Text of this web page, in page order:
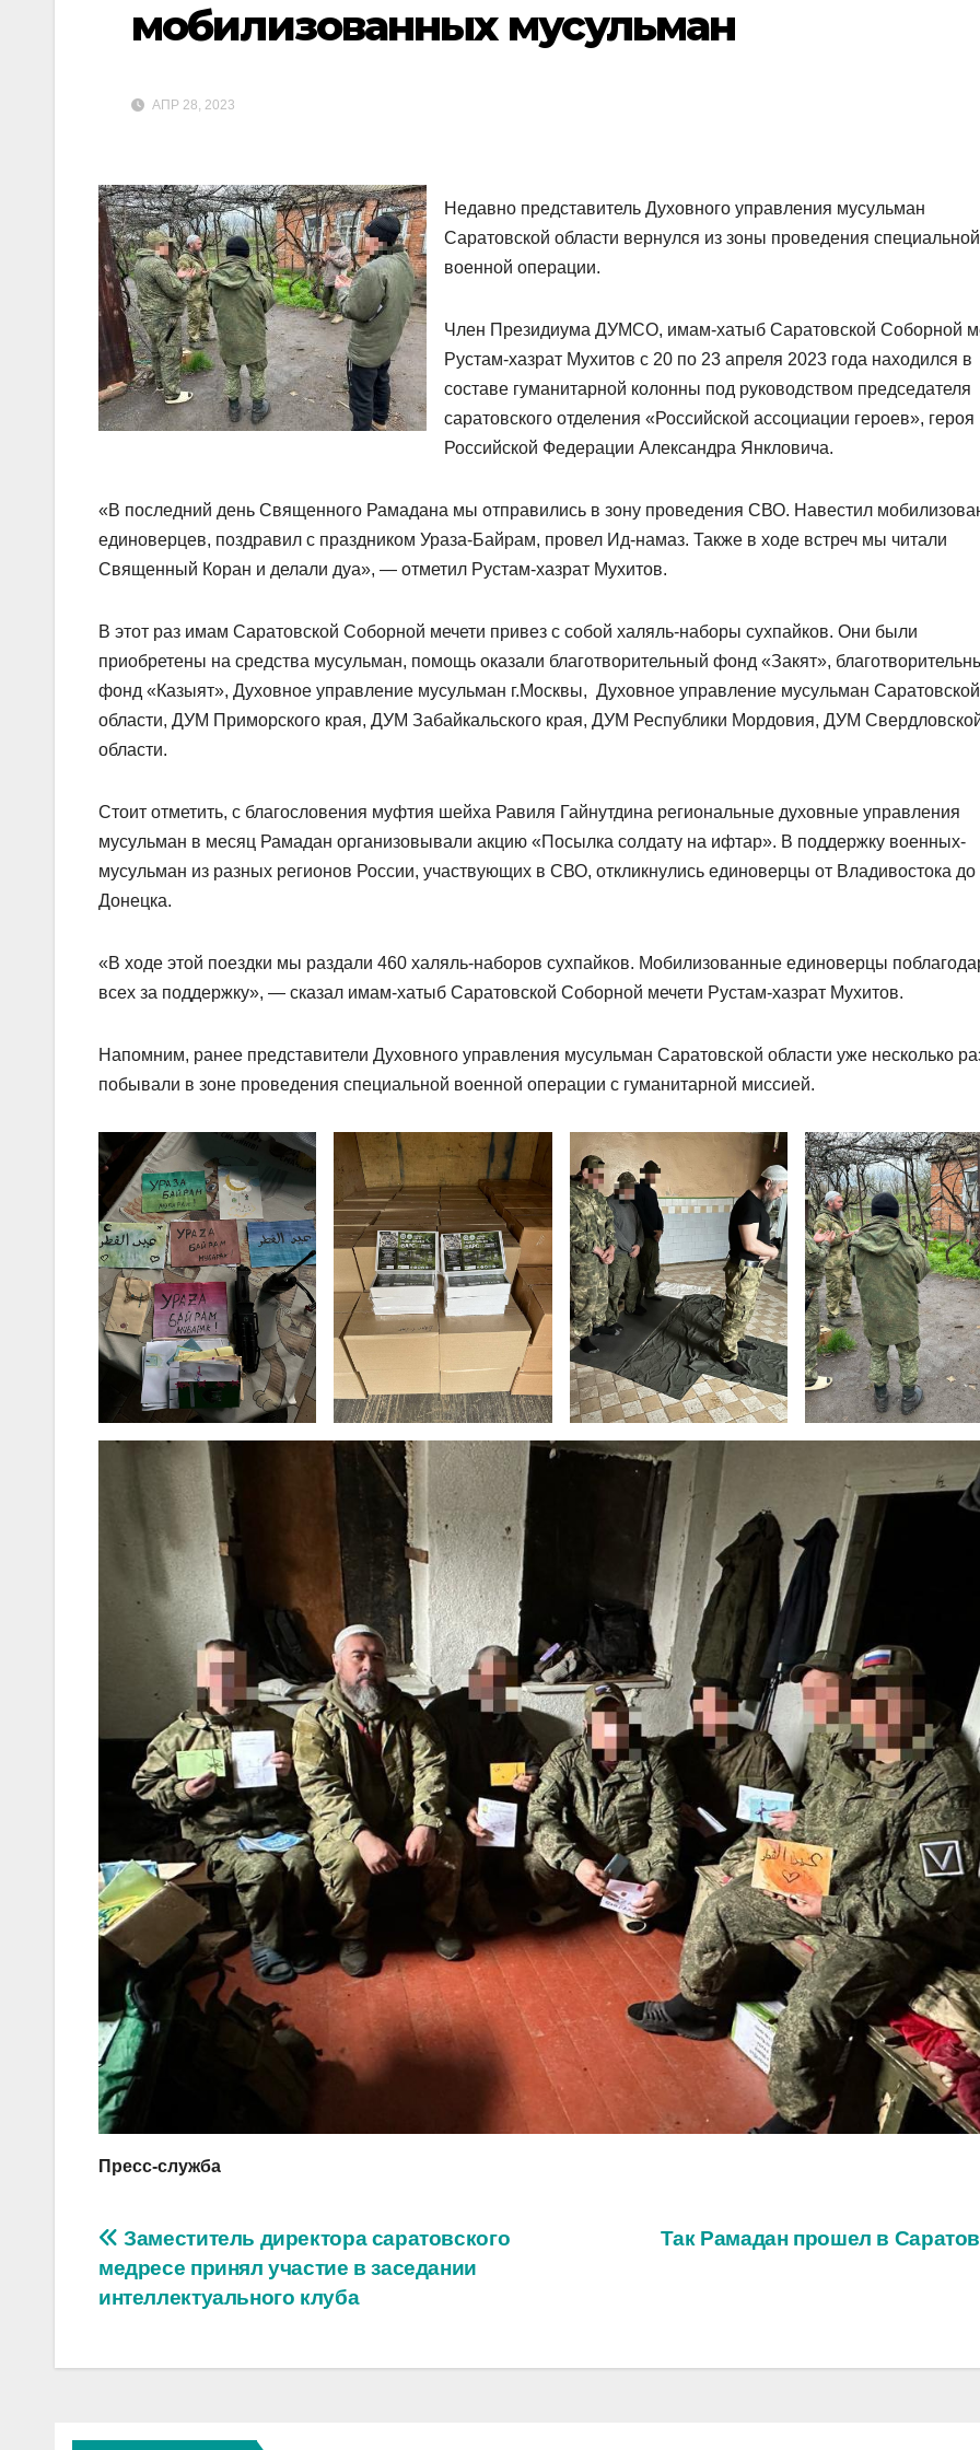
мобилизованных мусульман
АПР 28, 2023
Недавно представитель Духовного управления мусульман
Саратовской области вернулся из зоны проведения специальной
военной операции.
Член Президиума ДУМСО, имам-хатыб Саратовской Соборной
Рустам-хазрат Мухитов с 20 по 23 апреля 2023 года находился в
составе гуманитарной колонны под руководством председателя
саратовского отделения «Российской ассоциации героев», героя
Российской Федерации Александра Янкловича.
«В последний день Священного Рамадана мы отправились в зону проведения СВО. Навестил
единоверцев, поздравил с праздником Ураза-Байрам, провел Ид-намаз. Также в ходе встреч мы читали
Священный Коран и делали дуа», — отметил Рустам-хазрат Мухитов.
В этот раз имам Саратовской Соборной мечети привез с собой халяль-наборы сухпайков. Они были
приобретены на средства мусульман, помощь оказали благотворительный фонд «Закят»,
фонд «Казыят», Духовное управление мусульман г.Москвы, Духовное управление мусульман Саратовской
области, ДУМ Приморского края, ДУМ Забайкальского края, ДУМ Республики Мордовия, ДУМ
области.
Стоит отметить, с благословения муфтия шейха Равиля Гайнутдина региональные духовные управления
мусульман в месяц Рамадан организовывали акцию «Посылка солдату на ифтар». В поддержку военных-
мусульман из разных регионов России, участвующих в СВО, откликнулись единоверцы от Владивостока до
Донецка.
«В ходе этой поездки мы раздали 460 халяль-наборов сухпайков. Мобилизованные единоверцы
всех за поддержку», — сказал имам-хатыб Саратовской Соборной мечети Рустам-хазрат Мухитов.
Напомним, ранее представители Духовного управления мусульман Саратовской области уже несколько
побывали в зоне проведения специальной военной операции с гуманитарной миссией.
Пресс-служба
Навигация
по
Так Рамадан прошел в
Заместитель директора саратовского
медресе принял участие в заседании
интеллектуального клуба